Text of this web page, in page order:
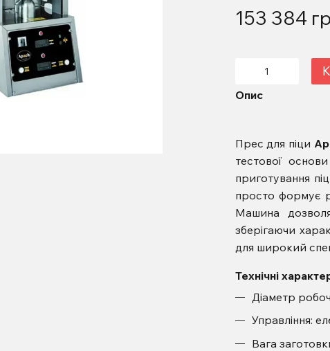
153 384
Опис
Прес для піци
тестової
приготування
просто формує
Машина
зберігаючи
для широкий
Технічні
Діаметр
Управління:
Вага